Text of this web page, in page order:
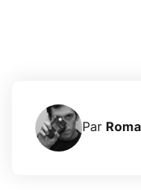
Par